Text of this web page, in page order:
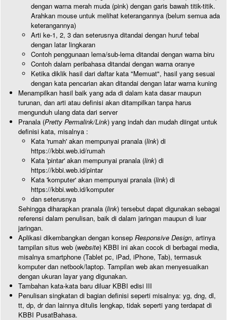
dengan warna merah muda (pink) dengan garis bawah titik-titik.
Arahkan mouse untuk melihat keterangannya (belum semua ada
keterangannya)
Arti ke-1, 2, 3 dan seterusnya ditandai dengan huruf tebal
dengan latar lingkaran
Contoh penggunaan lema/sub-lema ditandai dengan warna biru
Contoh dalam peribahasa ditandai dengan warna oranye
Ketika diklik hasil dari daftar kata "Memuat", hasil yang sesuai
dengan kata pencarian akan ditandai dengan latar warna kuning
Menampilkan hasil baik yang ada di dalam kata dasar maupun
turunan, dan arti atau definisi akan ditampilkan tanpa harus
mengunduh ulang data dari server
Pranala (Pretty Permalink/Link) yang indah dan mudah diingat untuk
definisi kata, misalnya :
Kata 'rumah' akan mempunyai pranala (link) di
https://kbbi.web.id/rumah
Kata 'pintar' akan mempunyai pranala (link) di
https://kbbi.web.id/pintar
Kata 'komputer' akan mempunyai pranala (link) di
https://kbbi.web.id/komputer
dan seterusnya
Sehingga diharapkan pranala (link) tersebut dapat digunakan sebagai
referensi dalam penulisan, baik di dalam jaringan maupun di luar
jaringan.
Aplikasi dikembangkan dengan konsep Responsive Design, artinya
tampilan situs web (website) KBBI ini akan cocok di berbagai media,
misalnya smartphone (Tablet pc, iPad, iPhone, Tab), termasuk
komputer dan netbook/laptop. Tampilan web akan menyesuaikan
dengan ukuran layar yang digunakan.
Tambahan kata-kata baru diluar KBBI edisi III
Penulisan singkatan di bagian definisi seperti misalnya: yg, dng, dl,
tt, dp, dr dan lainnya ditulis lengkap, tidak seperti yang terdapat di
KBBI PusatBahasa.